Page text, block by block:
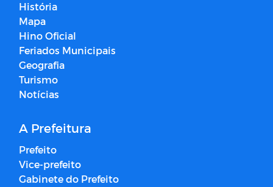
História
Mapa
Hino Oficial
Feriados Municipais
Geografia
Turismo
Notícias
A Prefeitura
Prefeito
Vice-prefeito
Gabinete do Prefeito